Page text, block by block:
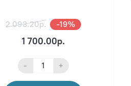
2 093.20р. -19%
1 700.00р.
- +